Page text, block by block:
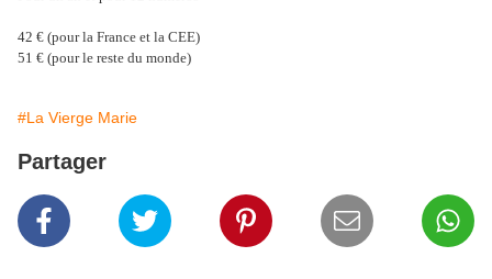
42 € (pour la France et la CEE)
51 € (pour le reste du monde)
#La Vierge Marie
Partager